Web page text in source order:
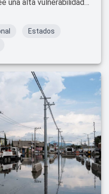
una alta vulnerabilidad
subsuelos y
Estados